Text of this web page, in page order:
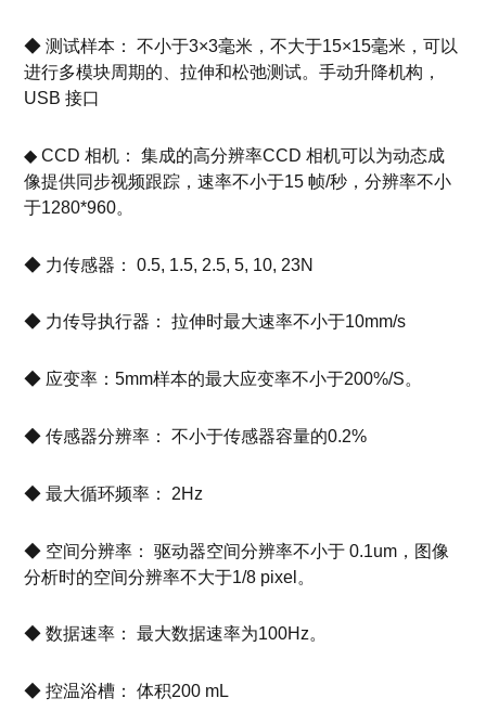
◆ 测试样本： 不小于3×3毫米，不大于15×15毫米，可以
进行多模块周期的、拉伸和松弛测试。手动升降机构，
USB 接口
◆ CCD 相机： 集成的高分辨率CCD 相机可以为动态成
像提供同步视频跟踪，速率不小于15 帧/秒，分辨率不小
于1280*960。
◆ 力传感器： 0.5, 1.5, 2.5, 5, 10, 23N
◆ 力传导执行器： 拉伸时最大速率不小于10mm/s
◆ 应变率：5mm样本的最大应变率不小于200%/S。
◆ 传感器分辨率： 不小于传感器容量的0.2%
◆ 最大循环频率： 2Hz
◆ 空间分辨率： 驱动器空间分辨率不小于 0.1um，图像
分析时的空间分辨率不大于1/8 pixel。
◆ 数据速率： 最大数据速率为100Hz。
◆ 控温浴槽： 体积200 mL